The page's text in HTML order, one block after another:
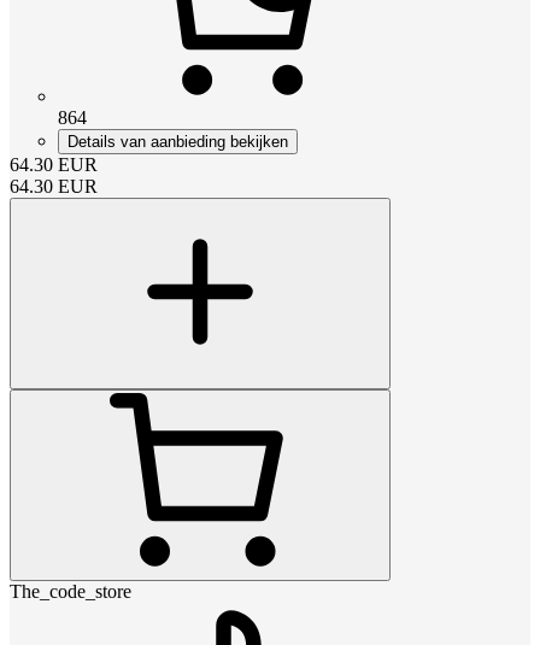
864
Details van aanbieding bekijken
64.30 EUR
64.30 EUR
The_code_store